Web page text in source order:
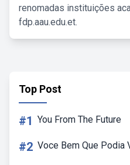
renomadas instituições
fdp.aau.edu.et.
Top Post
#1 You From The Future
#2 Voce Bem Que Podia